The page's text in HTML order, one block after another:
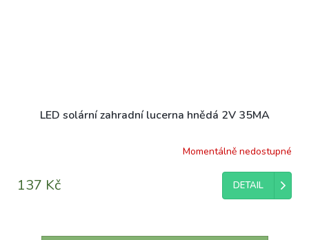
LED solární zahradní lucerna hnědá 2V 35MA
Momentálně nedostupné
137 Kč DETAIL